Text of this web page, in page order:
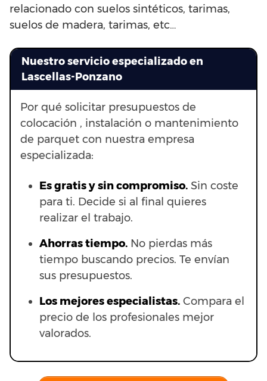
relacionado con suelos sintéticos, tarimas,
suelos de madera, tarimas, etc…
Nuestro servicio especializado en
Lascellas-Ponzano
Por qué solicitar presupuestos de
colocación , instalación o mantenimiento
de parquet con nuestra empresa
especializada:
Es gratis y sin compromiso. Sin coste
para ti. Decide si al final quieres
realizar el trabajo.
Ahorras tiempo. No pierdas más
tiempo buscando precios. Te envían
sus presupuestos.
Los mejores especialistas. Compara el
precio de los profesionales mejor
valorados.